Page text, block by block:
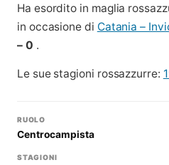
Ha esordito in maglia
in occasione di Catania –
– 0 .
Le sue stagioni rossazzurre:
RUOLO
Centrocampista
STAGIONI